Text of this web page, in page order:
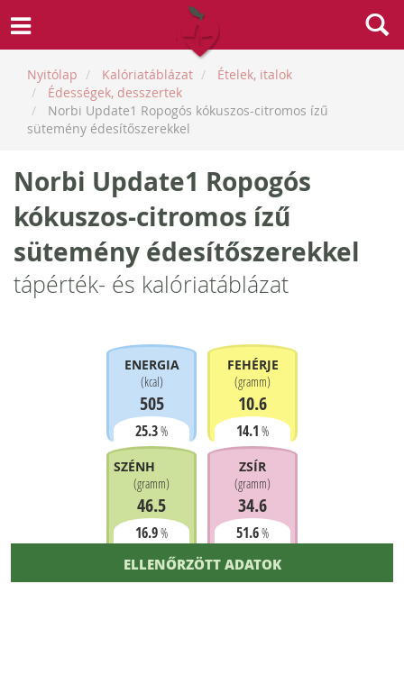
Nyitólap Kalóriatáblázat
Ételek, italok
Édességek, desszertek
Norbi Update1 Ropogós kókuszos-citromos ízű
sütemény édesítőszerekkel
Norbi Update1 Ropogós
kókuszos-citromos ízű
sütemény édesítőszerekkel
tápérték- és kalóriatáblázat
ENERGIA
(kcal)
505
25.3%
FEHÉRJE
(gramm)
10.6
14.1 %
SZÉNHIDRÁT
(gramm)
46.5
16.9%
ZSÍR
(gramm)
34.6
51.6%
ELLENŐRZÖTT ADATOK